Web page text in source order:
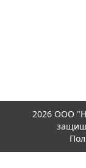
2026 ООО